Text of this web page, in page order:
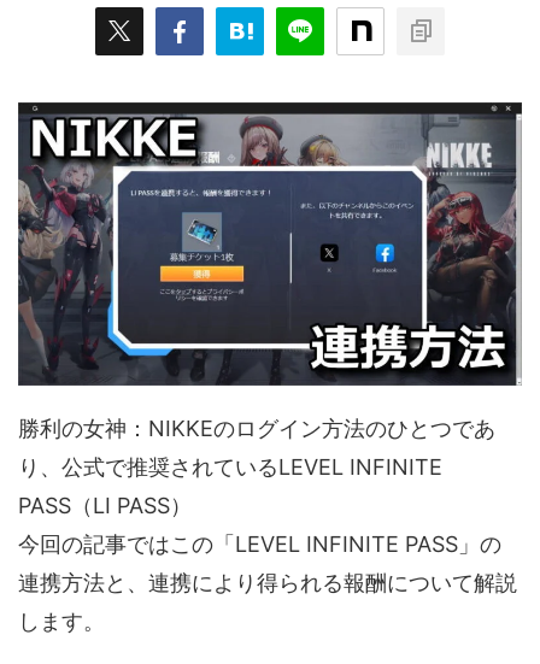
勝利の女神：NIKKEのログイン方法のひとつであ
り、公式で推奨されているLEVEL INFINITE
PASS（LI PASS）
今回の記事ではこの「LEVEL INFINITE PASS」の
連携方法と、連携により得られる報酬について解説
します。